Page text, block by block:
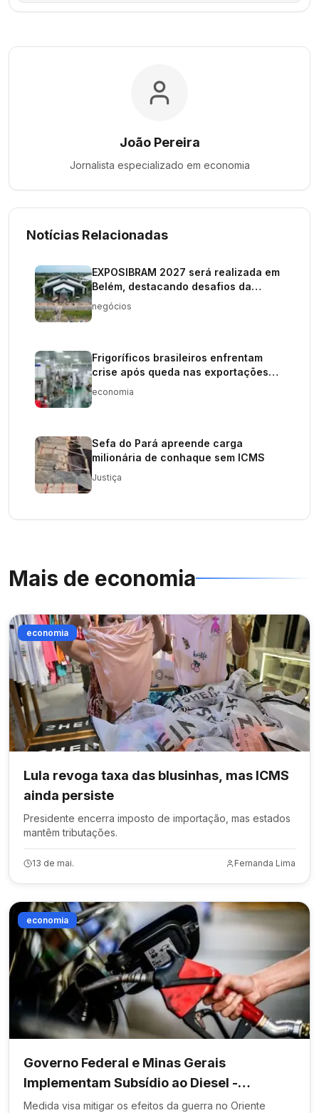
João Pereira
Jornalista especializado em economia
Notícias Relacionadas
EXPOSIBRAM 2027 será realizada em
Belém, destacando desafios da
mineração
negócios
Frigoríficos brasileiros enfrentam
crise após queda nas exportações
para a China
economia
Sefa do Pará apreende carga
milionária de conhaque sem ICMS
Justiça
Mais de economia
economia
Lula revoga taxa das blusinhas, mas ICMS
ainda persiste
Presidente encerra imposto de importação, mas estados
mantêm tributações.
13 de mai. Fernanda Lima
economia
Governo Federal e Minas Gerais
Implementam Subsídio ao Diesel -
Oposição de RJ e Rondônia
Medida visa mitigar os efeitos da guerra no Oriente